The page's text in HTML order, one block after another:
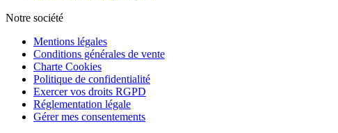
Notre société
Mentions légales
Conditions générales de vente
Charte Cookies
Politique de confidentialité
Exercer vos droits RGPD
Réglementation légale
Gérer mes consentements